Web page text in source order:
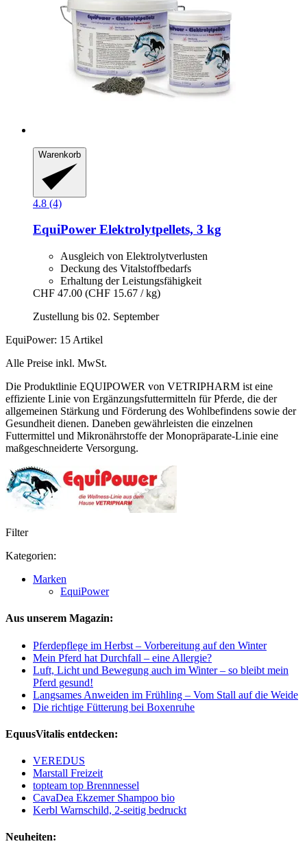
Warenkorb
4.8 (4)
EquiPower Elektrolytpellets, 3 kg
Ausgleich von Elektrolytverlusten
Deckung des Vitalstoffbedarfs
Erhaltung der Leistungsfähigkeit
CHF 47.00 (CHF 15.67 / kg)
Zustellung bis 02. September
EquiPower: 15 Artikel
Alle Preise inkl. MwSt.
Die Produktlinie EQUIPOWER von VETRIPHARM ist eine
effiziente Linie von Ergänzungsfuttermitteln für Pferde, die der
allgemeinen Stärkung und Förderung des Wohlbefindens sowie der
Gesundheit dienen. Daneben gewährleisten die einzelnen
Futtermittel und Mikronährstoffe der Monopräparate-Linie eine
maßgeschneiderte Versorgung.
Filter
Kategorien:
Marken
EquiPower
Aus unserem Magazin:
Pferdepflege im Herbst – Vorbereitung auf den Winter
Mein Pferd hat Durchfall – eine Allergie?
Luft, Licht und Bewegung auch im Winter – so bleibt mein
Pferd gesund!
Langsames Anweiden im Frühling – Vom Stall auf die Weide
Die richtige Fütterung bei Boxenruhe
EquusVitalis entdecken:
VEREDUS
Marstall Freizeit
topteam top Brennnessel
CavaDea Ekzemer Shampoo bio
Kerbl Warnschild, 2-seitig bedruckt
Neuheiten: